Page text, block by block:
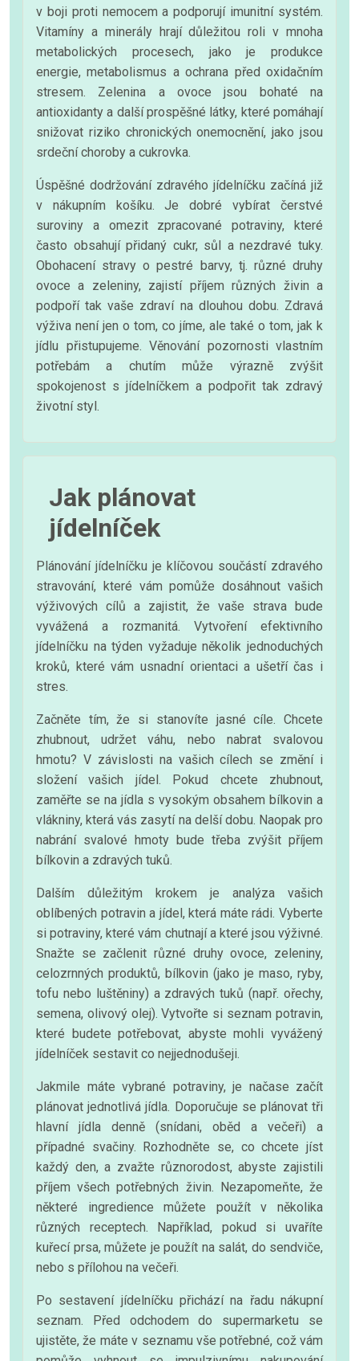
v boji proti nemocem a podporují imunitní systém.
Vitamíny a minerály hrají důležitou roli v mnoha
metabolických procesech, jako je produkce
energie, metabolismus a ochrana před oxidačním
stresem. Zelenina a ovoce jsou bohaté na
antioxidanty a další prospěšné látky, které pomáhají
snižovat riziko chronických onemocnění, jako jsou
srdeční choroby a cukrovka.
Úspěšné dodržování zdravého jídelníčku začíná již
v nákupním košíku. Je dobré vybírat čerstvé
suroviny a omezit zpracované potraviny, které
často obsahují přidaný cukr, sůl a nezdravé tuky.
Obohacení stravy o pestré barvy, tj. různé druhy
ovoce a zeleniny, zajistí příjem různých živin a
podpoří tak vaše zdraví na dlouhou dobu. Zdravá
výživa není jen o tom, co jíme, ale také o tom, jak k
jídlu přistupujeme. Věnování pozornosti vlastním
potřebám a chutím může výrazně zvýšit
spokojenost s jídelníčkem a podpořit tak zdravý
životní styl.
Jak plánovat
jídelníček
Plánování jídelníčku je klíčovou součástí zdravého
stravování, které vám pomůže dosáhnout vašich
výživových cílů a zajistit, že vaše strava bude
vyvážená a rozmanitá. Vytvoření efektivního
jídelníčku na týden vyžaduje několik jednoduchých
kroků, které vám usnadní orientaci a ušetří čas i
stres.
Začněte tím, že si stanovíte jasné cíle. Chcete
zhubnout, udržet váhu, nebo nabrat svalovou
hmotu? V závislosti na vašich cílech se změní i
složení vašich jídel. Pokud chcete zhubnout,
zaměřte se na jídla s vysokým obsahem bílkovin a
vlákniny, která vás zasytí na delší dobu. Naopak pro
nabrání svalové hmoty bude třeba zvýšit příjem
bílkovin a zdravých tuků.
Dalším důležitým krokem je analýza vašich
oblíbených potravin a jídel, která máte rádi. Vyberte
si potraviny, které vám chutnají a které jsou výživné.
Snažte se začlenit různé druhy ovoce, zeleniny,
celozrnných produktů, bílkovin (jako je maso, ryby,
tofu nebo luštěniny) a zdravých tuků (např. ořechy,
semena, olivový olej). Vytvořte si seznam potravin,
které budete potřebovat, abyste mohli vyvážený
jídelníček sestavit co nejjednodušeji.
Jakmile máte vybrané potraviny, je načase začít
plánovat jednotlivá jídla. Doporučuje se plánovat tři
hlavní jídla denně (snídani, oběd a večeři) a
případné svačiny. Rozhodněte se, co chcete jíst
každý den, a zvažte různorodost, abyste zajistili
příjem všech potřebných živin. Nezapomeňte, že
některé ingredience můžete použít v několika
různých receptech. Například, pokud si uvaříte
kuřecí prsa, můžete je použít na salát, do sendviče,
nebo s přílohou na večeři.
Po sestavení jídelníčku přichází na řadu nákupní
seznam. Před odchodem do supermarketu se
ujistěte, že máte v seznamu vše potřebné, což vám